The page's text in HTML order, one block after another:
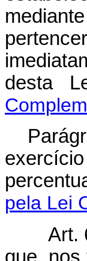
desta
pela Lei
Art.